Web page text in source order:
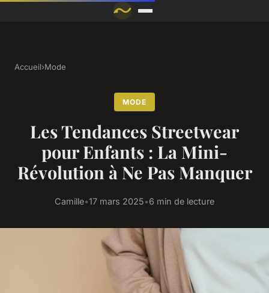
Accueil›Mode
MODE
Les Tendances Streetwear
pour Enfants : La Mini-
Révolution à Ne Pas Manquer
Camille•17 mars 2025•6 min de lecture